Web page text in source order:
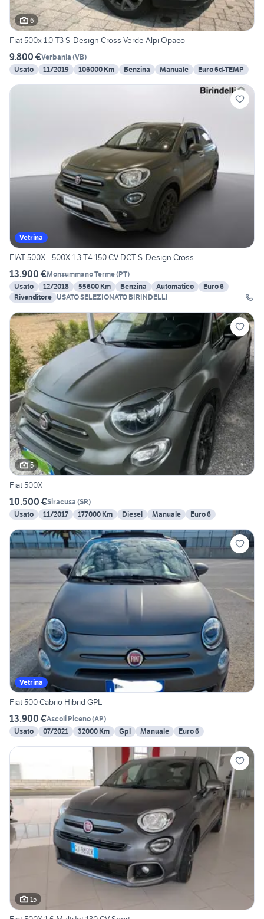
6
Fiat 500x 1.0 T3 S-Design Cross Verde Alpi Opaco
9.800 €Verbania (VB)
Usato
11/2019 106000 Km Benzina Manuale Euro 6d-TEMP
Vetrina
FIAT 500X - 500X 1.3 T4 150 CV DCT S-Design Cross
13.900 €Monsummano Terme(PT)
Usato
12/2018 55600 Km Benzina Automatico
Euro 6
Rivenditore USATO SELEZIONATO BIRINDELLI
5
Fiat 500X
10.500 €Siracusa (SR)
Usato
11/2017 177000 Km Diesel Manuale Euro 6
Vetrina
Fiat 500 Cabrio Hibrid GPL
13.900 €Ascoli Piceno(AP)
Usato
07/2021 32000 Km Gpl Manuale Euro 6
15